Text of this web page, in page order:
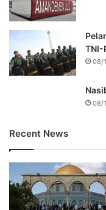
TNI-
08/
08/
Recent News